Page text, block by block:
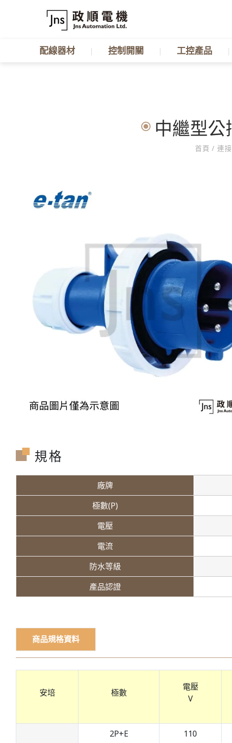
配線器材 控制開關 工控產品
中繼型
首頁/ 連
規格
廠牌
極數(P)
電壓
電流
防水等級
產品認證
商品規格資料
安培 極數
電壓
V
2P+E 110